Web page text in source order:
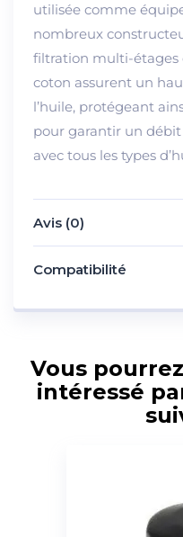
utilisée comme
nombreux
filtration multi-étages
coton assurent un
l’huile, protégeant
pour garantir un
avec tous les types
Avis (0)
Compatibilité
Vous
intéressé